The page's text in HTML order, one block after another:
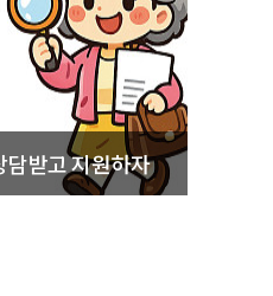
담받고 지원하자